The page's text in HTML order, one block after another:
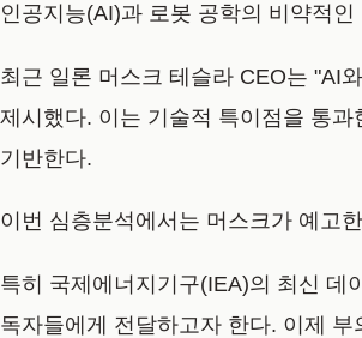
인공지능(AI)과 로봇 공학의 비약적
최근 일론 머스크 테슬라 CEO는 "AI
제시했다. 이는 기술적 특이점을 통
기반한다.
이번 심층분석에서는 머스크가 예고
특히 국제에너지기구(IEA)의 최신 데
독자들에게 전달하고자 한다. 이제